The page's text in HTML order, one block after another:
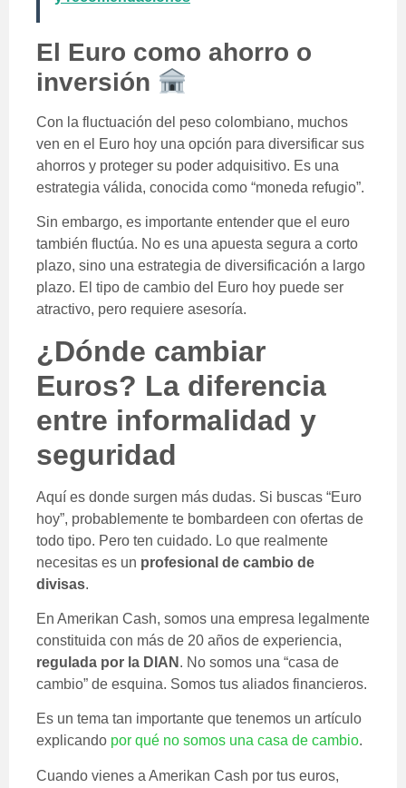
El Euro como ahorro o
inversión
Con la fluctuación del peso colombiano, muchos
ven en el Euro hoy una opción para diversificar sus
ahorros y proteger su poder adquisitivo. Es una
estrategia válida, conocida como “moneda refugio”.
Sin embargo, es importante entender que el euro
también fluctúa. No es una apuesta segura a corto
plazo, sino una estrategia de diversificación a largo
plazo. El tipo de cambio del Euro hoy puede ser
atractivo, pero requiere asesoría.
¿Dónde cambiar
Euros? La diferencia
entre informalidad y
seguridad
Aquí es donde surgen más dudas. Si buscas “Euro
hoy”, probablemente te bombardeen con ofertas de
todo tipo. Pero ten cuidado. Lo que realmente
necesitas es un profesional de cambio de
divisas.
En Amerikan Cash, somos una empresa legalmente
constituida con más de 20 años de experiencia,
regulada por la DIAN . No somos una “casa de
cambio” de esquina. Somos tus aliados financieros.
Es un tema tan importante que tenemos un artículo
explicando por qué no somos una casa de cambio.
Cuando vienes a Amerikan Cash por tus euros,